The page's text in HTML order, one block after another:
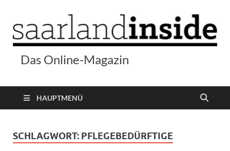
Das Online-Magazin
HAUPTMENÜ
SCHLAGWORT: PFLEGEBEDÜRFTIGE